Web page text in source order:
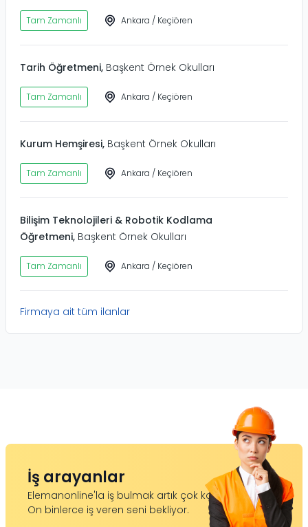
Tam Zamanlı Ankara / Keçiören
Tarih Öğretmeni, Başkent Örnek Okulları
Tam Zamanlı Ankara / Keçiören
Kurum Hemşiresi, Başkent Örnek Okulları
Tam Zamanlı Ankara / Keçiören
Bilişim Teknolojileri & Robotik Kodlama
Öğretmeni, Başkent Örnek Okulları
Tam Zamanlı Ankara / Keçiören
Firmaya ait tüm ilanlar
İş arayanlar
Elemanonline'la iş bulmak artık çok kolay.
On binlerce iş veren seni bekliyor.